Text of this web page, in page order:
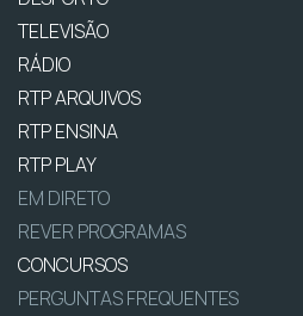
TELEVISÃO
RÁDIO
RTP ARQUIVOS
RTP ENSINA
RTP PLAY
EM DIRETO
REVER PROGRAMAS
CONCURSOS
PERGUNTAS FREQUENTES